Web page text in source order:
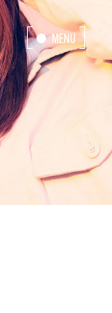
MENU
CLOSE